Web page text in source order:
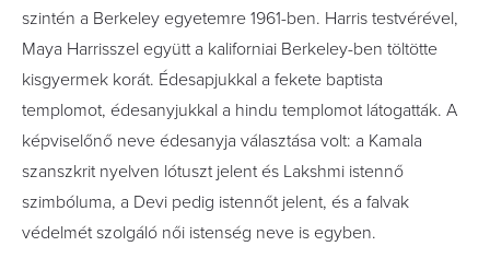
szintén a Berkeley egyetemre 1961-ben. Harris testvérével,
Maya Harrisszel együtt a kaliforniai Berkeley-ben töltötte
kisgyermek korát. Édesapjukkal a fekete baptista
templomot, édesanyjukkal a hindu templomot látogatták. A
képviselőnő neve édesanyja választása volt: a Kamala
szanszkrit nyelven lótuszt jelent és Lakshmi istennő
szimbóluma, a Devi pedig istennőt jelent, és a falvak
védelmét szolgáló női istenség neve is egyben.